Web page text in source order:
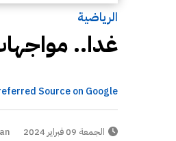
الرياضية
غدا.. مواجهات
Source on Google
الجمعة 09 فبراير 2024